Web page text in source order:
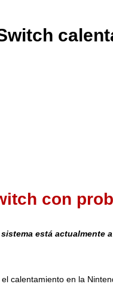
con
sistema está actualmente
calentamiento en la